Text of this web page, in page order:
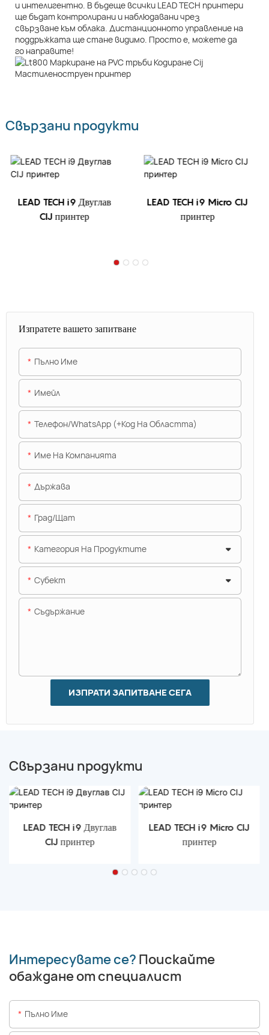
и интелигентно. В бъдеще всички LEAD TECH принтери
ще бъдат контролирани и наблюдавани чрез
свързване към облака. Дистанционното управление на
поддръжката ще стане видимо. Просто е, можете да
го направите!
Свързани продукти
LEAD TECH i9 Двуглав
CIJ принтер
LEAD TECH i9 Micro CIJ
принтер
Изпратете вашето запитване
Пълно Име
Имейл
Телефон/WhatsApp (+Код На Областта)
Име На Компанията
Държава
Град/щат
Категория На Продуктите
Субект
Съдържание
ИЗПРАТИ ЗАПИТВАНЕ СЕГА
Свързани продукти
LEAD TECH i9 Двуглав
CIJ принтер
LEAD TECH i9 Micro CIJ
принтер
Интересувате се? Поискайте
обаждане от специалист
Пълно Име